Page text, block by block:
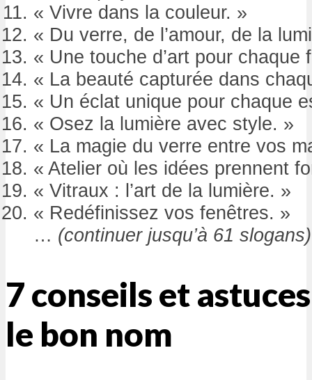
« Vivre dans la couleur. »
« Du verre, de l’amour, de la
« Une touche d’art pour chaque
« La beauté capturée dans
« Un éclat unique pour chaque
« Osez la lumière avec style. »
« La magie du verre entre vos
« Atelier où les idées prennent
« Vitraux : l’art de la lumière. »
« Redéfinissez vos fenêtres. »
… (continuer jusqu’à 61 slogans)
7 conseils et
le bon nom